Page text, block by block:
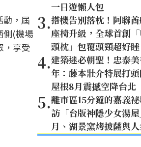
動，屆
側(機場
，享受
一日遊懶人包
3.搭機告別落枕！阿聯
座椅升級，全球首創
頭枕」包覆頭頸超好睡
4.建築迷必朝聖！忠泰
年：藤本壯介特展打
屋根8月震撼空降台北
5.離市區15分鐘的嘉義
訪「台版神隱少女湯
月、湖景窯烤披薩與